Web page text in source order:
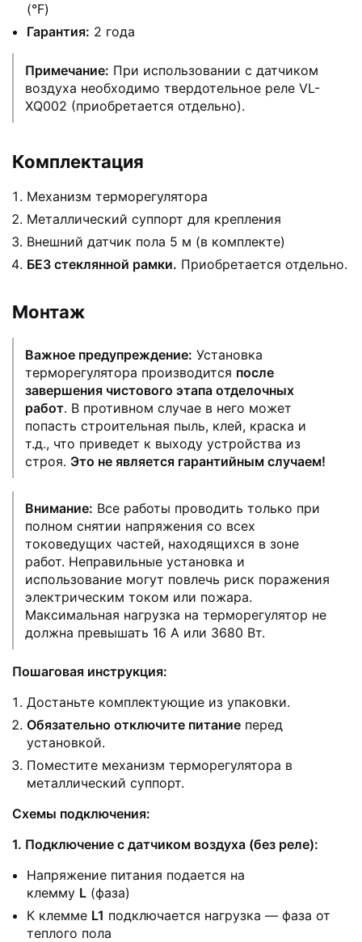
(°F)
Гарантия: 2 года
Примечание: При использовании с датчиком
воздуха необходимо твердотельное реле VL-
XQ002 (приобретается отдельно).
Комплектация
Механизм терморегулятора
Металлический суппорт для крепления
Внешний датчик пола 5 м (в комплекте)
БЕЗ стеклянной рамки. Приобретается отдельно.
Монтаж
Важное предупреждение: Установка
терморегулятора производится после
завершения чистового этапа отделочных
работ. В противном случае в него может
попасть строительная пыль, клей, краска и
т.д., что приведет к выходу устройства из
строя. Это не является гарантийным случаем!
Внимание: Все работы проводить только при
полном снятии напряжения со всех
токоведущих частей, находящихся в зоне
работ. Неправильные установка и
использование могут повлечь риск поражения
электрическим током или пожара.
Максимальная нагрузка на терморегулятор не
должна превышать 16 А или 3680 Вт.
Пошаговая инструкция:
Достаньте комплектующие из упаковки.
Обязательно отключите питание перед
установкой.
Поместите механизм терморегулятора в
металлический суппорт.
Схемы подключения:
1. Подключение с датчиком воздуха (без реле):
Напряжение питания подается на
клемму L (фаза)
К клемме L1 подключается нагрузка — фаза от
теплого пола